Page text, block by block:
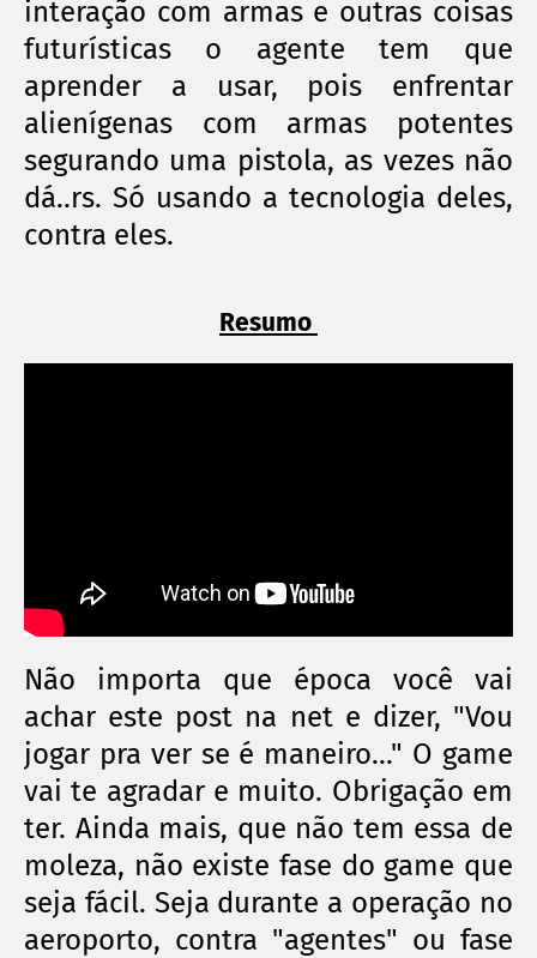
interação com armas e outras coisas
futurísticas o agente tem que
aprender a usar, pois enfrentar
alienígenas com armas potentes
segurando uma pistola, as vezes não
dá..rs. Só usando a tecnologia deles,
contra eles.
Resumo
Não importa que época você vai
achar este post na net e dizer, "Vou
jogar pra ver se é maneiro..." O game
vai te agradar e muito. Obrigação em
ter. Ainda mais, que não tem essa de
moleza, não existe fase do game que
seja fácil. Seja durante a operação no
aeroporto, contra "agentes" ou fase